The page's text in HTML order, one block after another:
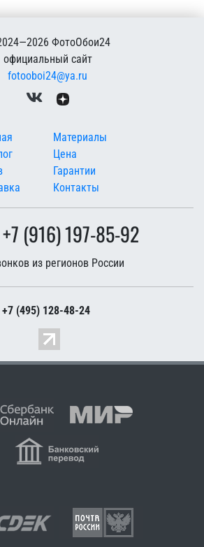
ФотоОбои24
официальный сайт
fotooboi24@ya.ru
в подвалеМатериалы
Цена
Гарантии
Контакты
+7 (916) 197-85-92
из регионов России
(495) 128-48-24